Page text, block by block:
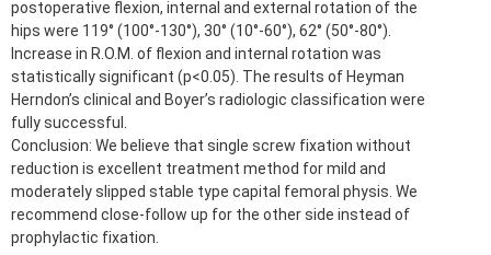
postoperative flexion, internal and external rotation of the
hips were 119° (100°-130°), 30° (10°-60°), 62° (50°-80°).
Increase in R.O.M. of flexion and internal rotation was
statistically significant (p<0.05). The results of Heyman
Herndon’s clinical and Boyer’s radiologic classification were
fully successful.
Conclusion: We believe that single screw fixation without
reduction is excellent treatment method for mild and
moderately slipped stable type capital femoral physis. We
recommend close-follow up for the other side instead of
prophylactic fixation.